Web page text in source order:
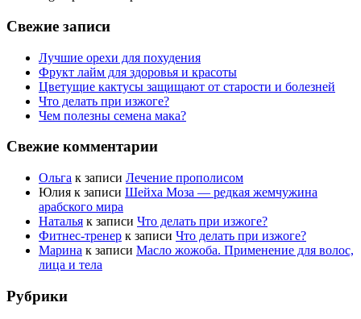
Свежие записи
Лучшие орехи для похудения
Фрукт лайм для здоровья и красоты
Цветущие кактусы защищают от старости и болезней
Что делать при изжоге?
Чем полезны семена мака?
Свежие комментарии
Ольга к записи Лечение прополисом
Юлия к записи Шейха Моза — редкая жемчужина
арабского мира
Наталья к записи Что делать при изжоге?
Фитнес-тренер к записи Что делать при изжоге?
Марина к записи Масло жожоба. Применение для волос,
лица и тела
Рубрики